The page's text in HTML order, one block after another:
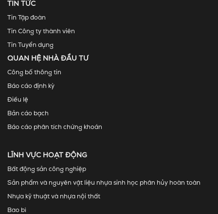
TIN TỨC
Tin Tập đoàn
Tin Công ty thành viên
Tin Tuyển dụng
QUAN HỆ NHÀ ĐẦU TƯ
Công bố thông tin
Báo cáo định kỳ
Điều lệ
Bản cáo bạch
Báo cáo phân tích chứng khoán
LĨNH VỰC HOẠT ĐỘNG
Bất động sản công nghiệp
Sản phẩm và nguyên vật liệu nhựa sinh học phân hủy hoàn toàn
Nhựa kỹ thuật và nhựa nội thất
Bao bì